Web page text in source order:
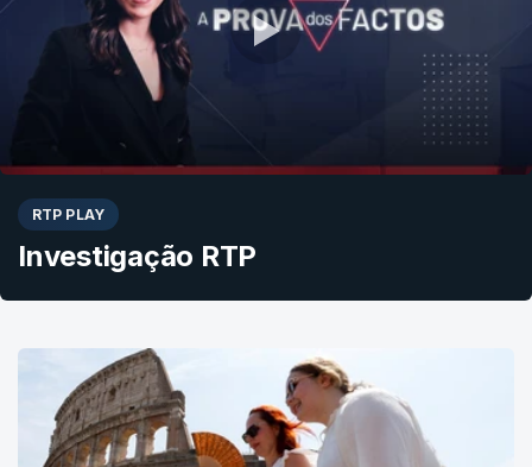
RTP PLAY
Investigação RTP